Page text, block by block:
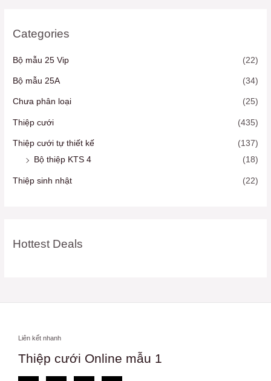
Categories
Bộ mẫu 25 Vip (22)
Bộ mẫu 25A (34)
Chưa phân loại (25)
Thiệp cưới (435)
Thiệp cưới tự thiết kế
(137)
Bộ thiệp KTS 4
(18)
Thiệp sinh nhật (22)
Hottest Deals
Liên kết nhanh
Thiệp cưới Online mẫu 1